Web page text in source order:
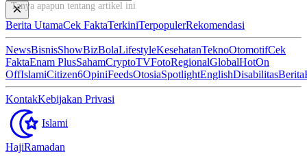
Tanya apapun tentang artikel ini...
Berita UtamaCek FaktaTerkiniTerpopulerRekomendasi
NewsBisnisShowBizBolaLifestyleKesehatanTeknoOtomotifCek
FaktaEnam PlusSahamCryptoTVFotoRegionalGlobalHotOn
OffIslamiCitizen6OpiniFeedsOtosiaSpotlightEnglishDisabilitasBerita
KontakKebijakan Privasi
Islami
HajiRamadan